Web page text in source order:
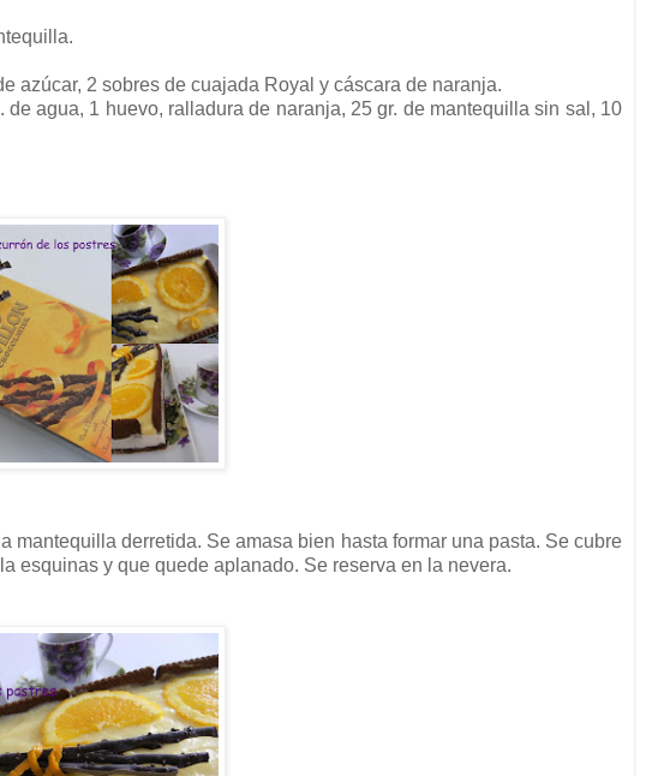
azúcar, 2 sobres de cuajada Royal y cáscara de naranja.
agua, 1 huevo, ralladura de naranja, 25 gr. de mantequilla sin sal, 10
mantequilla derretida. Se amasa bien hasta formar una pasta. Se cubre
esquinas y que quede aplanado. Se reserva en la nevera.